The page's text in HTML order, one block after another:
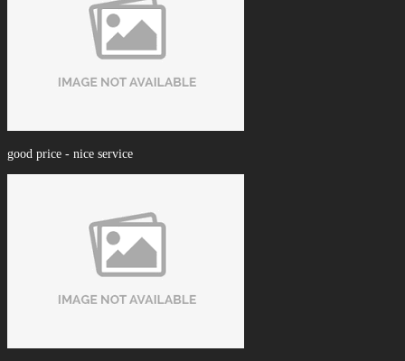
good price - nice service